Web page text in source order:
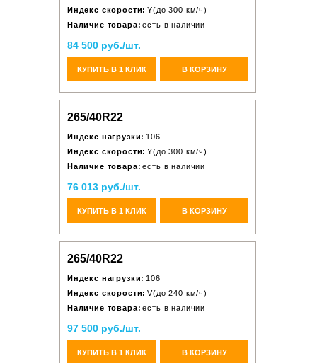
Индекс скорости: Y(до 300 км/ч)
Наличие товара: есть в наличии
84 500 руб./шт.
КУПИТЬ В 1 КЛИК В КОРЗИНУ
265/40R22
Индекс нагрузки: 106
Индекс скорости: Y(до 300 км/ч)
Наличие товара: есть в наличии
76 013 руб./шт.
КУПИТЬ В 1 КЛИК В КОРЗИНУ
265/40R22
Индекс нагрузки: 106
Индекс скорости: V(до 240 км/ч)
Наличие товара: есть в наличии
97 500 руб./шт.
КУПИТЬ В 1 КЛИК В КОРЗИНУ